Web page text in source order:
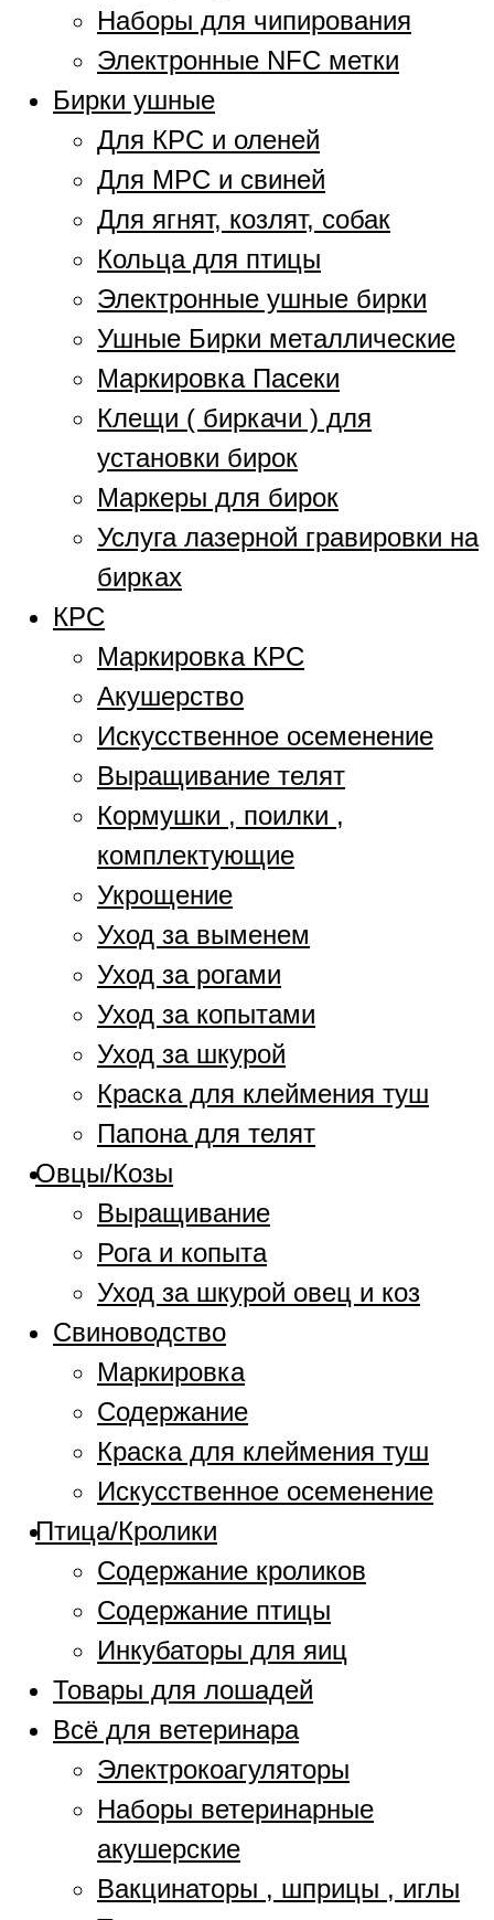
Наборы для чипирования
Электронные NFC метки
Бирки ушные
Для КРС и оленей
Для МРС и свиней
Для ягнят, козлят, собак
Кольца для птицы
Электронные ушные бирки
Ушные Бирки металлические
Маркировка Пасеки
Клещи ( биркачи ) для
установки бирок
Маркеры для бирок
Услуга лазерной гравировки на
бирках
КРС
Маркировка КРС
Акушерство
Искусственное осеменение
Выращивание телят
Кормушки , поилки ,
комплектующие
Укрощение
Уход за выменем
Уход за рогами
Уход за копытами
Уход за шкурой
Краска для клеймения туш
Папона для телят
Овцы/Козы
Выращивание
Рога и копыта
Уход за шкурой овец и коз
Свиноводство
Маркировка
Содержание
Краска для клеймения туш
Искусственное осеменение
Птица/Кролики
Содержание кроликов
Содержание птицы
Инкубаторы для яиц
Товары для лошадей
Всё для ветеринара
Электрокоагуляторы
Наборы ветеринарные
акушерские
Вакцинаторы , шприцы , иглы